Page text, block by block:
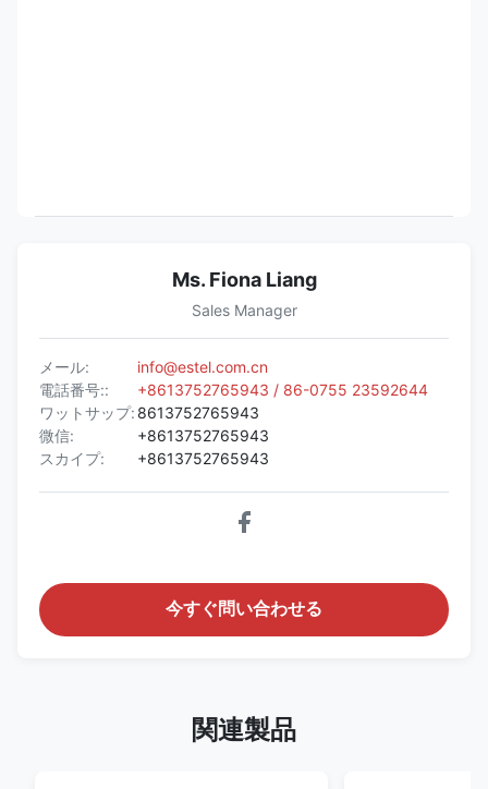
Ms. Fiona Liang
Sales Manager
メール:
info@estel.com.cn
電話番号::
+8613752765943 / 86-0755 23592644
ワットサップ: 8613752765943
微信:
+8613752765943
スカイプ:
+8613752765943
今すぐ問い合わせる
関連製品